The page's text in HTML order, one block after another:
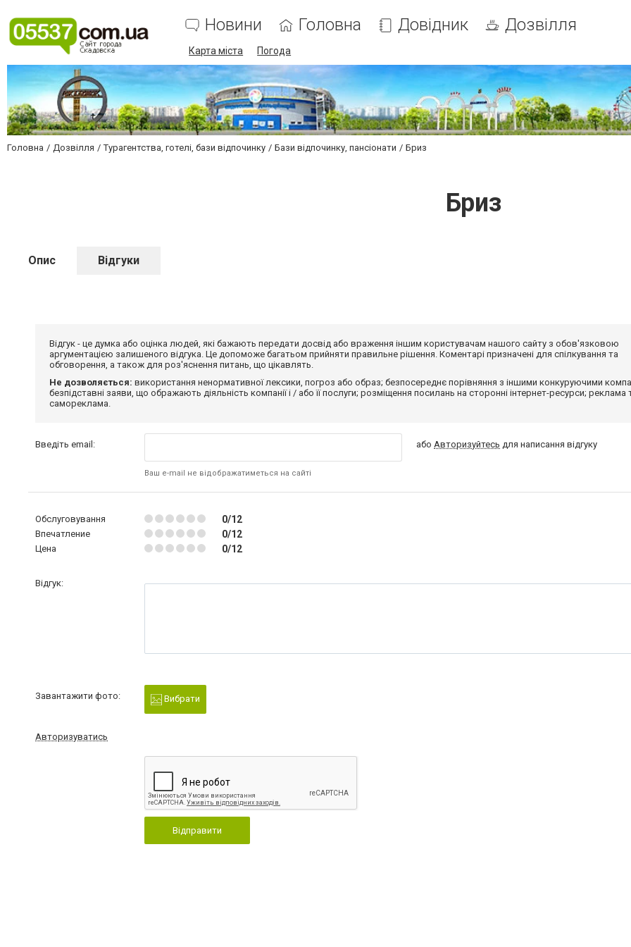
Новини Головна Довідник Дозвілля
Карта міста Погода
Головна Дозвілля Турагентства, готелі, бази відпочинку Бази відпочинку, пансіонати Бриз
Бриз
Опис Відгуки
Відгук - це думка або оцінка людей, які бажають передати досвід або враження іншим користувачам нашого сайту з обов'язковою
аргументацією залишеного відгука. Це допоможе багатьом прийняти правильне рішення. Коментарі призначені для спілкування та
обговорення, а також для роз'яснення питань, що цікавлять.
Не дозволяється: використання ненормативної лексики, погроз або образ; безпосереднє порівняння з іншими конкуруючими
безпідставні заяви, що ображають діяльність компанії і / або її послуги; розміщення посилань на сторонні інтернет-ресурси; реклама
самореклама.
Введіть email:
Ваш e-mail не відображатиметься на сайті
абоАвторизуйтесь для написання відгуку
Обслуговування 0/12
Впечатление 0/12
Цена 0/12
Відгук:
Завантажити фото: Вибрати
Авторизуватись
Відправити